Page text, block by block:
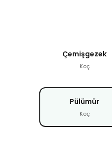
Çemişgezek
Koç
Pülümür
Koç